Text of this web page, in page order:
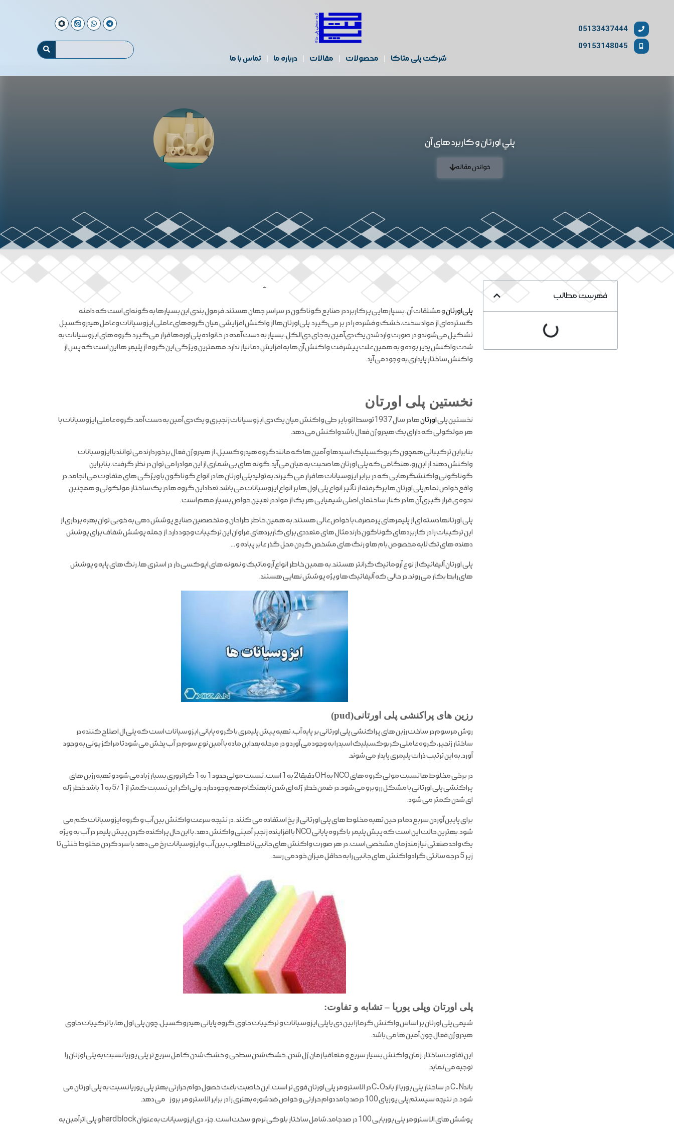
05133437444
09153148045
شرکت پلی متاکا محصولات مقالات درباره ما تماس با ما
پلي اورتان و کاربرد های آن
خواندن مقاله
فهرست مطالب
ملند
پلی‌اورتانو مشتقات آن، بسپارهایی پرکاربرد در صنایع گوناگون در سراسر جهان هستند. فرمول بندی این بسپارها به گونه‌ای است که دامنه
گسترده‌ای از مواد سخت، خشک و فشرده را در بر می‌گیرد. پلی‌اورتان‌ها از واکنش افزایشی میان گروه‌های عاملی ایزوسیانات و عامل هیدروکسیل
تشکیل می‌شوند و در صورت وارد شدن یک دی‌آمین به جای دی‌الکل، بسپار به دست آمده در خانواده پلی‌اوره‌ها قرار می‌گیرد.گروه های ایزوسیانات به
شدت واکنش پذیر بوده و به همین علت پیشرفت واکنش آن ها به افزایش دما نیاز ندارد. مهمترین ویژگی این گروه از پلیمر ها این است که پس از
واکنش ساختار پایداری به وجود می آید.
نخستین پلی اورتان
نخستین پلیاورتان
ها در سال 1937توسط اتوبایر طی واکنش میان یک دی ایزوسیانات زنجیری و یک دی آمین به دست آمد. گروه عاملی ایزوسیانات با
هر مولکولی که دارای یک هیدروژن فعال باشد واکنش می دهد.
بنابراین ترکیباتی همچون کربوکسیلیک اسیدها و آمین ها که مانند گروه هیدروکسیل، از هیدروژن فعال برخوردارند می توانند با ایزوسیانات
واکنش دهند.از این رو، هنگامی که پلی اورتان ها صحبت به میان می آید. گونه های بی شماری از این مواد را می توان در نظر گرفت. بنابراین
گوناگونی واکنشگرهایی که در برابر ایزوسیانات ها قرار می گیرند، به تولید پلی اورتان ها در انواع گوناگون با ویژگی های متفاوت می انجامد. در
واقع خواص تمام پلی اورتان ها برگرفته از تآثیر انواع پلی اول ها بر انواع ایزوسیانات می باشد. تعداد این گروه ها در یک ساختار مولکولی و همچنین
نحوه ی قرار گیری آن ها در کنار ساختمان اصلی شیمیایی هر یک از مواد در تعیین خواص بسیار مهم است.
پلی اورتانها دسته ای از پلیمرهای پرمصرف با خواص عالی هستند. به همین خاطر طراحان و متخصصین صنایع پوشش دهی به خوبی توان بهره برداری از
این ترکیبات را در کاربردهای گوناگون دارند مثال های متعددی برای کاربردهای فراوان این ترکیبات وجود دارد. از جمله پوشش شفاف برای پوشش
دهنده های تک لایه مخصوص بام ها و رنگ های مشخص کردن محل گذر عابر پیاده و …
پلی اورتان آلیفاتیک از نوع آروماتیک گرانتر هستند. به همین خاطر انواع آروماتیک و نمونه های اپوکسی دار در استری ها، رنگ های پایه و پوشش
های رابط بکار می روند. در حالی که آلیفاتیک ها ویژه پوشش نهایی هستند.
رزین های پراکنشی پلی اورتانی(pud)
روش مرسوم در ساخت رزین های پراکنشی پلی اورتانی بر پایه آب، تهیه پیش پلیمری با گروه پایانی ایزوسیانات است که پلی ال اصلاح کننده در
ساختار زنجیر، گروه عاملی کربوکسیلیک اسید را به وجود می آورد و در مرحله بعد این ماده با آمین نوع سوم در آب پخش می شود تا مراکز یونی به وجود
آورد. به این ترتیب ذرات پلیمری پایدار می شوند.
در برخی مخلوط ها نسبت مولی گروه های NCO به OH دقیقا 2 به 1 است. نسبت مولی حدود 1 به 1 گرانروری بسیار زیاد می شود و تهیه رزین های
پراکنشی پلی اورتانی با مشکل رروبرو می شود. در ضمن خطر ژله ای شدن نابهنگام هم وجود دارد. ولی اگر این نسبت کمتر از 5/1 به 1 باشد خطر ژله
ای شدن کمتر می شود.
برای پایین آوردن سریع دما در حین تهیه مخلوط های پلی اورتانی از یخ استفاده می کنند . در نتیجه سرعت واکنش بین آب و گروه ایزوسیانات کم می
شود. بهترین حالت این است که پیش پلیمر با گروه پایانی NCO با افزاینده زنجیر آمینی واکنش دهد . با این حال پراکنده کردن پیش پلیمر در آب به ویژه
یک واحد صنعتی نیازمند زمان مشخصی است. در هر صورت واکنش های جانبی نامطلوب بین آب و ایزوسیانات رخ می دهد.با سرد کردن مخلوط خنثی تا
زیر 5 درجه سانتی گراد واکنش های جانبی را به حداقل میزان خود می رسد.
پلی اورتان وپلی یوریا – تشابه و تفاوت:
شیمی پلی اورتان بر اساس واکنش گرمازا بین دی یا پلی ایزوسیانات و ترکیبات حاوی گروه پایانی هیدروکسیل، چون پلی اول ها، یا ترکیبات حاوی
هیدروژن فعال چون آمین ها می باشد.
این تفاوت ساختار، زمان واکنش بسیار سریع و متعاقبا زمان ژل شدن، خشک شدن سطحی و خشک شدن کامل سریع تر پلی یوریا نسبت به پلی اورتان را
توجیه می نماید.
باندC-N در ساختار پلی یوریا از باندC-O در الاسترومر پلی اورتان قوی تر است. این خاصیت باعث خصول دوام حرارتی بهتر پلی یوریا نسبت به پلی اورتان می
شود. در نتیجه سیستم پلی یوریای 100 درصد جامد دوام حرارتی و خواص ضد شوره بهتری را در برابر الاسترومر بروز می دهد.
پوشش های الاسترومر پلی یوریایی 100 در صد جامد، شامل ساختار بلوکی نرم و سخت است. جزء دی ایزوسیانات به عنوان hard block و پلی اترآمین به